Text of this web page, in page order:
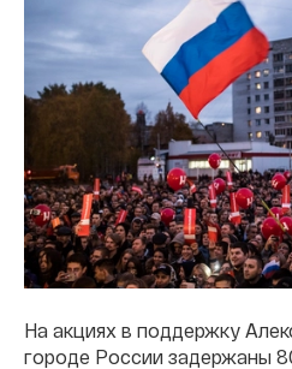
На акциях в поддержку
городе России задержаны